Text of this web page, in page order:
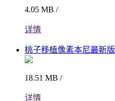
4.05 MB /
详情
桃子移植像素本尼最新版
18.51 MB /
详情